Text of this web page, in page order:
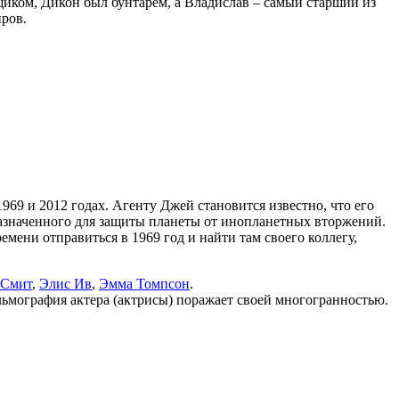
и 2012 годах. Агенту Джей становится известно, что его
для защиты планеты от инопланетных вторжений.
отправиться в 1969 год и найти там своего коллегу,
, Элис Ив, Эмма Томпсон.
актера (актрисы) поражает своей многогранностью.